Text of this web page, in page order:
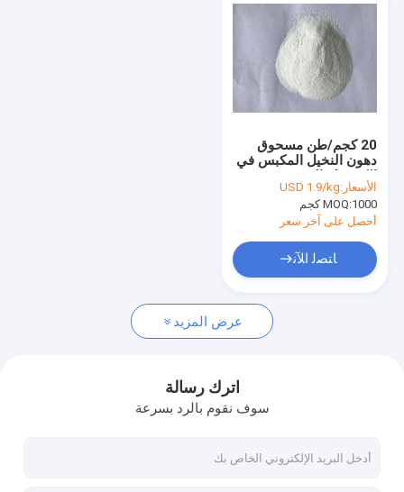
مسحوق الدهون المكبسلة
مسحوق زيت MCT
حمض أوميغا 3 الدهني
تريبوترين
20 كجم/طن مسحوق
دهون النخيل المكبس في
حمض النخيل الدهني
للدواجن
الأسعار:USD 1.9/kg
MOQ:1000 كجم
أحصل على آخر سعر
ﺎﺘﺼﻟ ﺍﻶﻧ
عرض المزيد
اترك رسالة
سوف نقوم بالرد بسرعة